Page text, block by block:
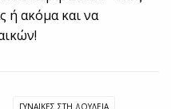
ή ακόμα και να
ΓΥΝΑΙΚΕΣ ΣΤΗ ΔΟΥΛΕΙΑ